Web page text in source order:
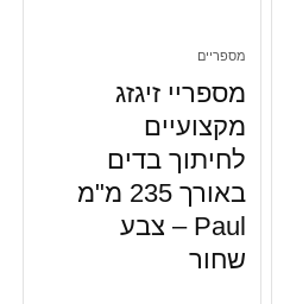
מספריים
מספריי זיגזג
מקצועיים
לחיתוך בדים
באורך 235 מ"מ
Paul – צבע
שחור